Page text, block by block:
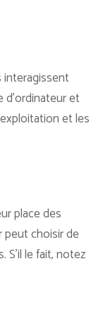
interagissent
et
et les
place des
peut choisir de
le fait, notez